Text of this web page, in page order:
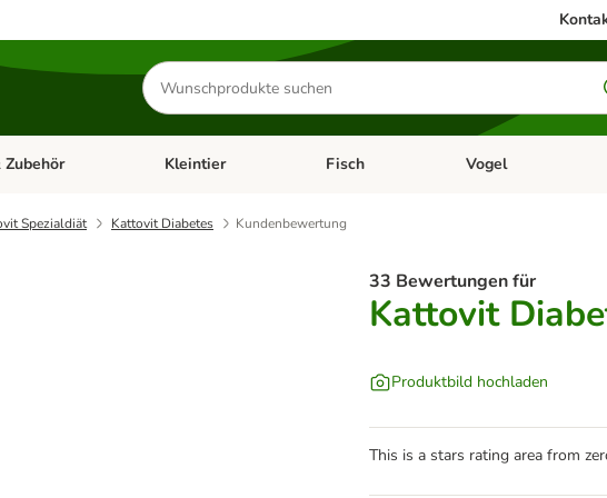
Produkte
suchen
Katzenfutter & ZubehörKategorie-Menü öffnen: Hundefutter & Zubehör
Kleintier Kategorie-Menü öffnen: Kleintier
Fisch Kategorie-Menü
Vogel
Spezialdiät Kattovit Diabetes Kundenbewertung
33 Bewertungen für
Kattovit
Produktbild hochladen
This is a stars rating area from